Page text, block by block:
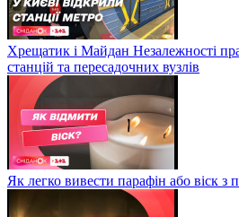
Хрещатик і Майдан Незалежності
станцій та пересадочних вузлів
Як легко вивести парафін або віск з